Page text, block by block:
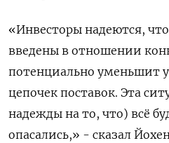
«Инвесторы надеются,
введены в отношении
потенциально уменьшит
цепочек поставок. Эта
надежды на то, что) всё
опасались,» - сказал